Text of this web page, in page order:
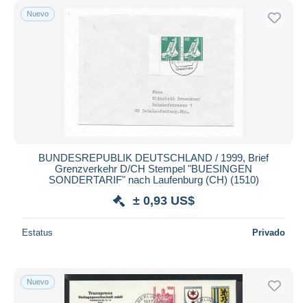
Nuevo
BUNDESREPUBLIK DEUTSCHLAND / 1999, Brief
Grenzverkehr D/CH Stempel "BUESINGEN
SONDERTARIF" nach Laufenburg (CH) (1510)
± 0,93 US$
Estatus Privado
Nuevo